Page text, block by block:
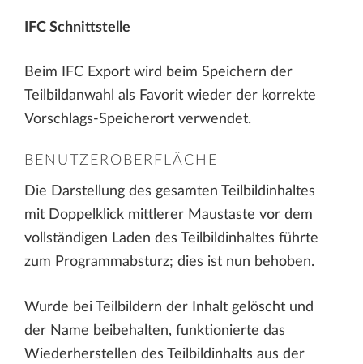
IFC Schnittstelle
Beim IFC Export wird beim Speichern der
Teilbildanwahl als Favorit wieder der korrekte
Vorschlags-Speicherort verwendet.
BENUTZEROBERFLÄCHE
Die Darstellung des gesamten Teilbildinhaltes
mit Doppelklick mittlerer Maustaste vor dem
vollständigen Laden des Teilbildinhaltes führte
zum Programmabsturz; dies ist nun behoben.
Wurde bei Teilbildern der Inhalt gelöscht und
der Name beibehalten, funktionierte das
Wiederherstellen des Teilbildinhalts aus der